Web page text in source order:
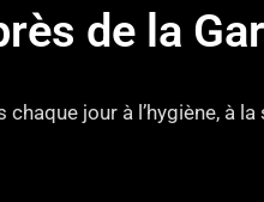
de la
jour à l’hygiène, à